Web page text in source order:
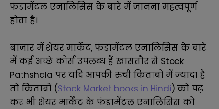
फंडामेंटल एनालिसिस के बारे में जानना महत्वपूर्ण
होता है।
बाजार में शेयर मार्केट, फंडामेंटल एनालिसिस के बारे
में कई अच्छे कोर्स उपलब्ध हैं खासतौर से Stock
Pathshala पर यदि आपकी रुची किताबों में ज्यादा है
तो किताबों (Stock Market books in Hindi) को पढ़
कर भी शेयर मार्केट के फंडामेंटल एनालिसिस को